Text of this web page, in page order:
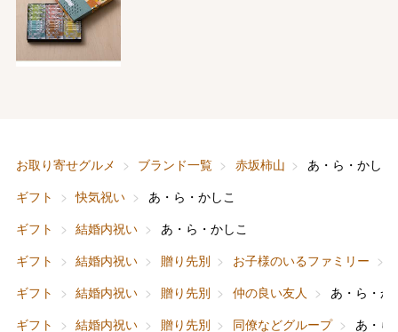
お取り寄せグルメ ブランド一覧 赤坂柿山
あ・ら・かしこ
ギフト
快気祝い
あ・ら・かしこ
ギフト
結婚内祝い
あ・ら・かしこ
ギフト
結婚内祝い 贈り先別 お子様のいるファミリー
ギフト
結婚内祝い 贈り先別 仲の良い友人
あ・ら・か
ギフト
結婚内祝い 贈り先別 同僚などグループ
あ・ら